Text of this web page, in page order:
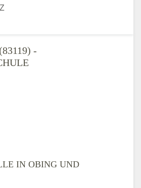
-
IN OBING UND